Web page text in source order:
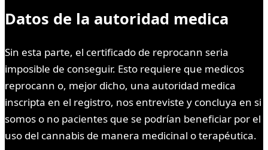
Datos de la autoridad medica
Sin esta parte, el certificado de reprocann seria
imposible de conseguir. Esto requiere que medicos
reprocann o, mejor dicho, una autoridad medica
inscripta en el registro, nos entreviste y concluya en si
somos o no pacientes que se podrían beneficiar por el
uso del cannabis de manera medicinal o terapéutica.